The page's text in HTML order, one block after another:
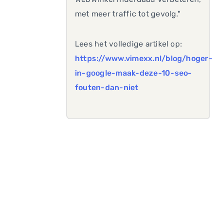
met meer traffic tot gevolg."
Lees het volledige artikel op:
https://www.vimexx.nl/blog/hoger-
in-google-maak-deze-10-seo-
fouten-dan-niet